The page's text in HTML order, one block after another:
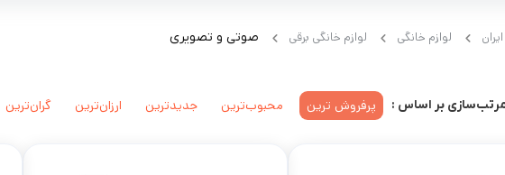
لوازم خانگی لوازم خانگی برقی صوتی و تصویری
بر اساس : پرفروش ترین محبوب‌ترین جدیدترین ارزان‌ترین گران‌ترین